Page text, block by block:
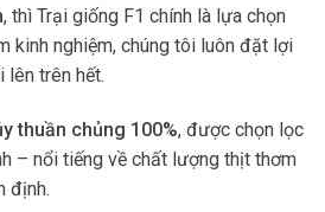
, thì Trại giống F1 chính là lựa chọn
kinh nghiệm, chúng tôi luôn đặt lợi
lên trên hết.
thuần chủng 100%, được chọn lọc
– nổi tiếng về chất lượng thịt thơm
định.